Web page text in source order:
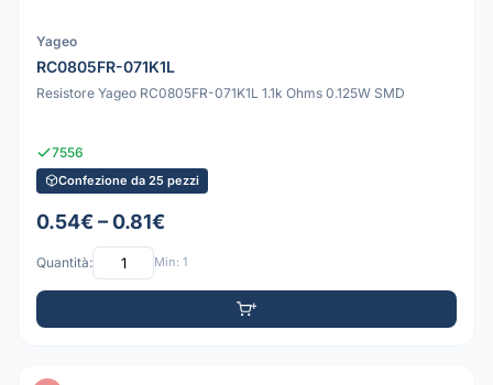
Yageo
RC0805FR-071K1L
Resistore Yageo RC0805FR-071K1L 1.1k Ohms 0.125W SMD
7556
Confezione da 25 pezzi
0.54€ – 0.81€
Quantità: Min: 1